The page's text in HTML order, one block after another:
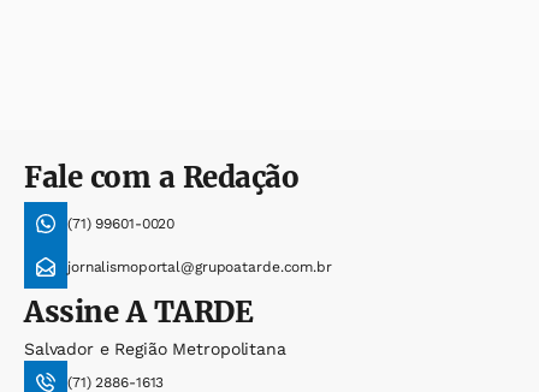
Fale com a Redação
(71) 99601-0020
jornalismoportal@grupoatarde.com.br
AssineA TARDE
Salvador e Região Metropolitana
(71) 2886-1613